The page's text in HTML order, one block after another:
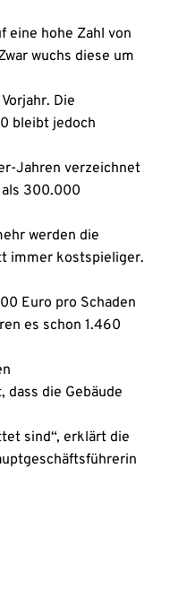
eine hohe Zahl von
wuchs diese um
Die
bleibt jedoch
Jahren verzeichnet
300.000
werden die
immer kostspieliger.
Euro pro Schaden
es schon 1.460
dass die Gebäude
sind“, erklärt die